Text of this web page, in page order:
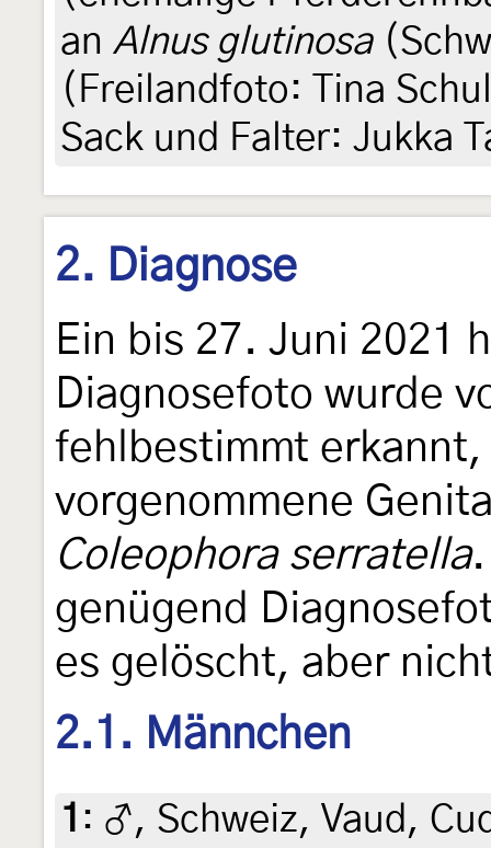
an Alnus glutinosa
(Freilandfoto: Tina
Sack und Falter: Jukka
2. Diagnose
Ein bis 27. Juni 2021
Diagnosefoto wurde
fehlbestimmt
vorgenommene
Coleophora serratella
genügend
es gelöscht, aber
2.1. Männchen
1 : ♂, Schweiz, Vaud,